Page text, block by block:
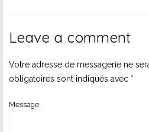
Leave a comment
Votre adresse de messagerie ne
obligatoires sont indiqués avec *
Message: